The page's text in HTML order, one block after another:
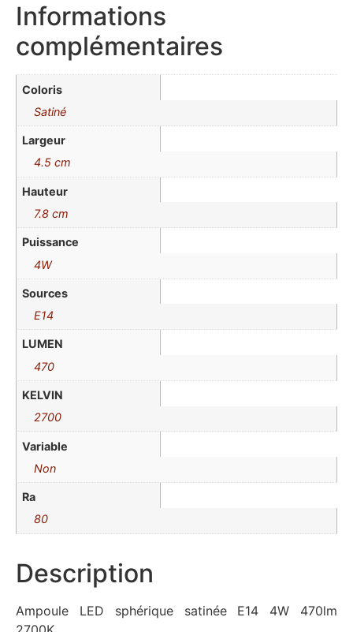
Informations
complémentaires
Coloris
Satiné
Largeur
4.5 cm
Hauteur
7.8 cm
Puissance
4W
Sources
E14
LUMEN
470
KELVIN
2700
Variable
Non
Ra
80
Description
Ampoule LED sphérique satinée E14 4W 470lm